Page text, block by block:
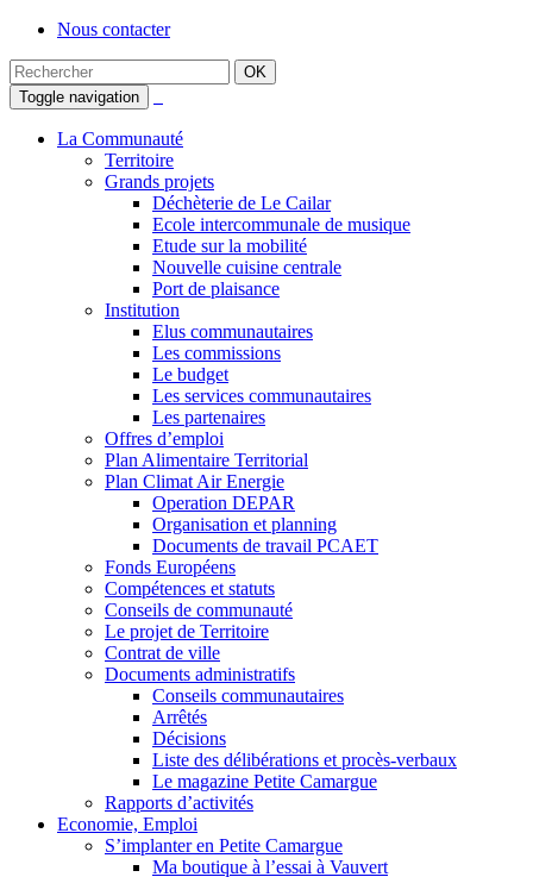
Nous contacter
Toggle navigation
La Communauté
Territoire
Grands projets
Déchèterie de Le Cailar
Ecole intercommunale de musique
Etude sur la mobilité
Nouvelle cuisine centrale
Port de plaisance
Institution
Elus communautaires
Les commissions
Le budget
Les services communautaires
Les partenaires
Offres d’emploi
Plan Alimentaire Territorial
Plan Climat Air Energie
Operation DEPAR
Organisation et planning
Documents de travail PCAET
Fonds Européens
Compétences et statuts
Conseils de communauté
Le projet de Territoire
Contrat de ville
Documents administratifs
Conseils communautaires
Arrêtés
Décisions
Liste des délibérations et procès-verbaux
Le magazine Petite Camargue
Rapports d’activités
Economie, Emploi
S’implanter en Petite Camargue
Ma boutique à l’essai à Vauvert